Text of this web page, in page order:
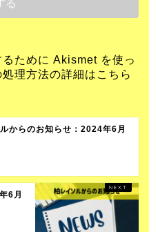
ために Akismet を使っ
理方法の詳細はこちら
からのお知らせ：2024年6月
6月